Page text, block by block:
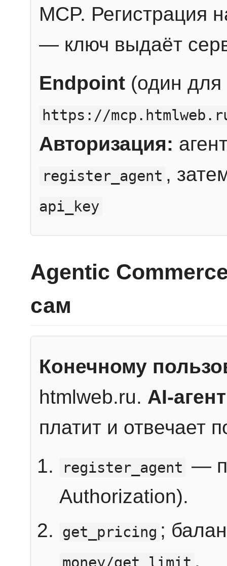
MCP. Регистрация
— ключ выдаёт
Endpoint (один для
https://
Авторизация:
register_agent ,
api_key
Agentic
сам
Конечному
htmlweb.ru. AI-агент
платит и отвечает
register_agent —
Authorization).
get_pricing ;
.